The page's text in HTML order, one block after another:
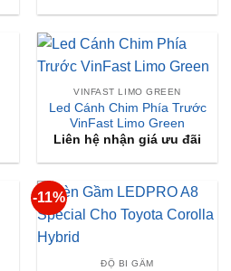
VINFAST LIMO GREEN
Led Cánh Chim Phía Trước
VinFast Limo Green
Liên hệ nhận giá ưu đãi
-11%
ĐỘ BI GẦM